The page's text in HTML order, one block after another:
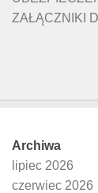
ZAŁĄCZNIKI
Archiwa
lipiec 2026
czerwiec 2026